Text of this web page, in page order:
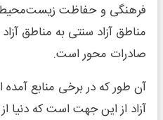
فرهنگی و حفاظت
مناطق آزاد سنتی به مناطق
صادرات محور است.
آن طور که در برخی منابع
آزاد از این جهت است که دنیا